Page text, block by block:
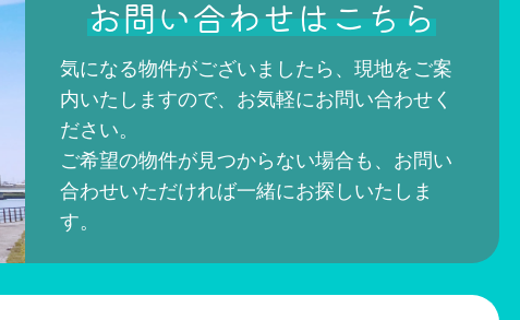
お問い合わせはこちら
気になる物件がございましたら、現地をご案
内いたしますので、お気軽にお問い合わせく
ださい。
ご希望の物件が見つからない場合も、お問い
合わせいただければ一緒にお探しいたしま
す。